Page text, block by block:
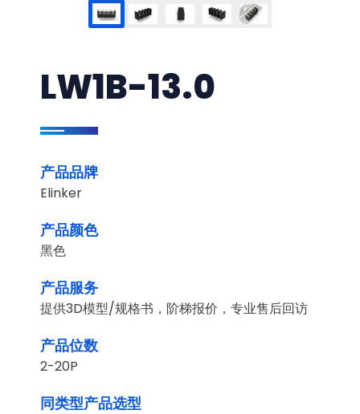
LW1B-13.0
产品品牌
Elinker
产品颜色
黑色
产品服务
提供3D模型/规格书，阶梯报价，专业售后回访
产品位数
2-20P
同类型产品选型